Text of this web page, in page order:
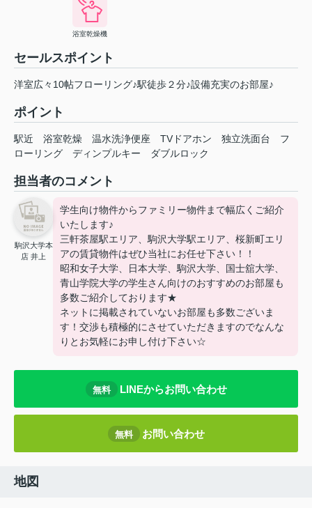
浴室乾燥機
セールスポイント
洋室広々10帖フローリング♪駅徒歩２分♪設備充実のお部屋♪
ポイント
駅近 浴室乾燥 温水洗浄便座 TVドアホン 独立洗面台
フ
ローリング
ディンプルキー ダブルロック
担当者のコメント
駒沢大学本
店 井上
学生向け物件からファミリー物件まで幅広くご紹介
いたします♪
三軒茶屋駅エリア、駒沢大学駅エリア、桜新町エリ
アの賃貸物件はぜひ当社にお任せ下さい！！
昭和女子大学、日本大学、駒沢大学、国士舘大学、
青山学院大学の学生さん向けのおすすめのお部屋も
多数ご紹介しております★
ネットに掲載されていないお部屋も多数ございま
す！交渉も積極的にさせていただきますのでなんな
りとお気軽にお申し付け下さい☆
無料 LINEからお問い合わせ
無料 お問い合わせ
地図